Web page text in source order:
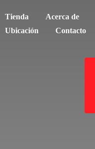
Tienda
Acerca de
Ubicación
Contacto